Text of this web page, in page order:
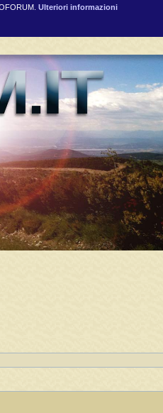
Ulteriori informazioni